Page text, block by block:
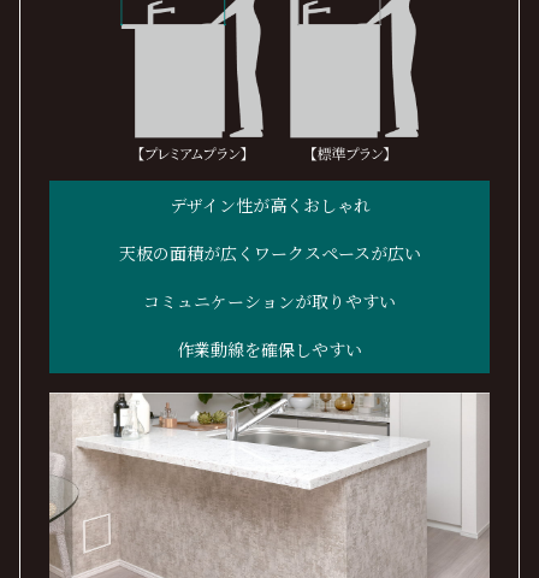
デザイン性が高くおしゃれ
天板の面積が広くワークスペースが広い
コミュニケーションが取りやすい
作業動線を確保しやすい